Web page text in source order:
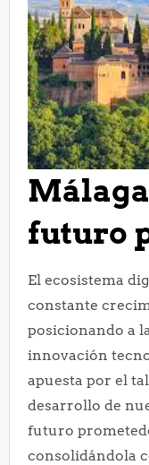
futuro
El ecosistema
constante
posicionando a
innovación
apuesta por el
desarrollo de
futuro
consolidándola